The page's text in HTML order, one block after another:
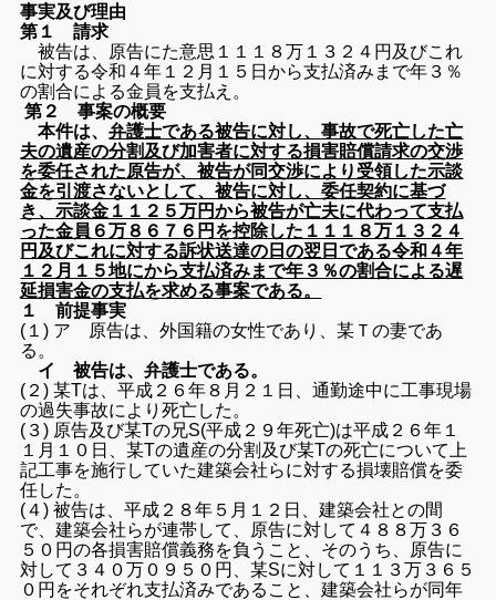
事実及び理由
第１ 請求
被告は、原告にた意思１１１８万１３２４円及びこれ
に対する令和４年１２月１５日から支払済みまで年３％
の割合による金員を支払え。
第２ 事案の概要
本件は、弁護士である被告に対し、事故で死亡した亡
夫の遺産の分割及び加害者に対する損害賠償請求の交渉
を委任された原告が、被告が同交渉により受領した示談
金を引渡さないとして、被告に対し、委任契約に基づ
き、示談金１１２５万円から被告が亡夫に代わって支払
った金員６万８６７６円を控除した１１１８万１３２４
円及びこれに対する訴状送達の日の翌日である令和４年
１２月１５地にから支払済みまで年３％の割合による遅
延損害金の支払を求める事案である。
１ 前提事実
(１) ア 原告は、外国籍の女性であり、某Ｔの妻であ
る。
イ 被告は、弁護士である。
(２) 某Tは、平成２６年８月２１日、通勤途中に工事現場
の過失事故により死亡した。
(３) 原告及び某Tの兄S(平成２９年死亡)は平成２６年１
１月１０日、某Tの遺産の分割及び某Tの死亡について上
記工事を施行していた建築会社らに対する損壊賠償を委
任した。
(４) 被告は、平成２８年５月１２日、建築会社との間
で、建築会社らが連帯して、原告に対して４８８万３６
５０円の各損害賠償義務を負うこと、そのうち、原告に
対して３４０万０９５０円、某Sに対して１１３万３６５
０円をそれぞれ支払済みであること、建築会社らが同年